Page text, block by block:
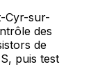
Cyr-sur-
des
de
puis test